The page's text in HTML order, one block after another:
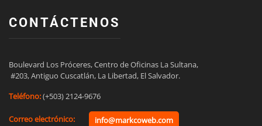
CONTÁCTENOS
Boulevard Los Próceres, Centro de Oficinas La Sultana,
#203, Antiguo Cuscatlán, La Libertad, El Salvador.
Teléfono:(+503) 2124-9676
Correo electrónico: info@markcoweb.com